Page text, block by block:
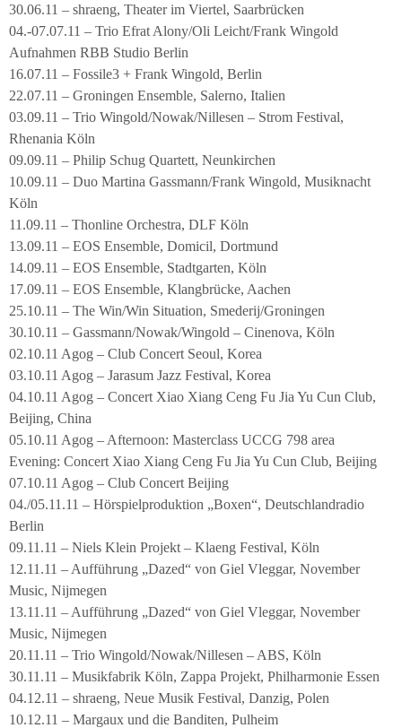
30.06.11 – shraeng, Theater im Viertel, Saarbrücken
04.-07.07.11 – Trio Efrat Alony/Oli Leicht/Frank Wingold
Aufnahmen RBB Studio Berlin
16.07.11 – Fossile3 + Frank Wingold, Berlin
22.07.11 – Groningen Ensemble, Salerno, Italien
03.09.11 – Trio Wingold/Nowak/Nillesen – Strom Festival,
Rhenania Köln
09.09.11 – Philip Schug Quartett, Neunkirchen
10.09.11 – Duo Martina Gassmann/Frank Wingold, Musiknacht
Köln
11.09.11 – Thonline Orchestra, DLF Köln
13.09.11 – EOS Ensemble, Domicil, Dortmund
14.09.11 – EOS Ensemble, Stadtgarten, Köln
17.09.11 – EOS Ensemble, Klangbrücke, Aachen
25.10.11 – The Win/Win Situation, Smederij/Groningen
30.10.11 – Gassmann/Nowak/Wingold – Cinenova, Köln
02.10.11 Agog – Club Concert Seoul, Korea
03.10.11 Agog – Jarasum Jazz Festival, Korea
04.10.11 Agog – Concert Xiao Xiang Ceng Fu Jia Yu Cun Club,
Beijing, China
05.10.11 Agog – Afternoon: Masterclass UCCG 798 area
Evening: Concert Xiao Xiang Ceng Fu Jia Yu Cun Club, Beijing
07.10.11 Agog – Club Concert Beijing
04./05.11.11 – Hörspielproduktion „Boxen“, Deutschlandradio
Berlin
09.11.11 – Niels Klein Projekt – Klaeng Festival, Köln
12.11.11 – Aufführung „Dazed“ von Giel Vleggar, November
Music, Nijmegen
13.11.11 – Aufführung „Dazed“ von Giel Vleggar, November
Music, Nijmegen
20.11.11 – Trio Wingold/Nowak/Nillesen – ABS, Köln
30.11.11 – Musikfabrik Köln, Zappa Projekt, Philharmonie Essen
04.12.11 – shraeng, Neue Musik Festival, Danzig, Polen
10.12.11 – Margaux und die Banditen, Pulheim